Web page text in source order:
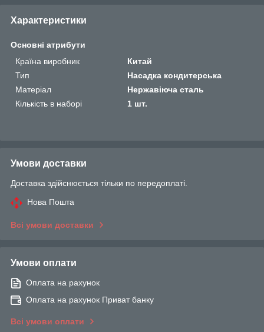
Характеристики
Основні атрибути
Країна виробник
Китай
Тип
Насадка кондитерська
Матеріал
Нержавіюча сталь
Кількість в наборі
1 шт.
Умови доставки
Доставка здійснюється тільки по передоплаті.
Нова Пошта
Всі умови доставки
Умови оплати
Оплата на рахунок
Оплата на рахунок Приват банку
Всі умови оплати